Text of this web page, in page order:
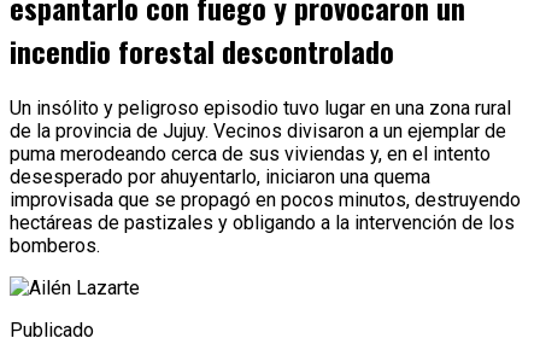
incendio forestal descontrolado
Un insólito y peligroso episodio tuvo lugar en una zona rural
de la provincia de Jujuy. Vecinos divisaron a un ejemplar de
puma merodeando cerca de sus viviendas y, en el intento
desesperado por ahuyentarlo, iniciaron una quema
improvisada que se propagó en pocos minutos, destruyendo
hectáreas de pastizales y obligando a la intervención de los
bomberos.
Publicado